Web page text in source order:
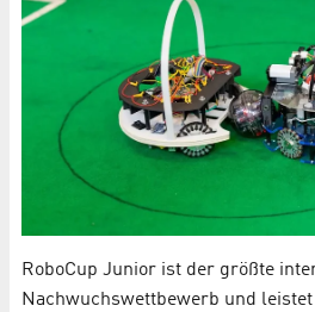
RoboCup Junior ist der größte
Nachwuchswettbewerb und